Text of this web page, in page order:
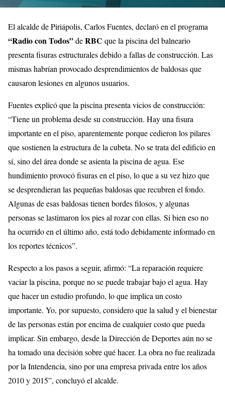
El alcalde de Piriápolis, Carlos Fuentes, declaró en el programa
“Radio con Todos”deRBC que la piscina del balneario
presenta fisuras estructurales debido a fallas de construcción. Las
mismas habrían provocado desprendimientos de baldosas que
causaron lesiones en algunos usuarios.
Fuentes explicó que la piscina presenta vicios de construcción:
“Tiene un problema desde su construcción. Hay una fisura
importante en el piso, aparentemente porque cedieron los pilares
que sostienen la estructura de la cubeta. No se trata del edificio en
sí, sino del área donde se asienta la piscina de agua. Ese
hundimiento provocó fisuras en el piso, lo que a su vez hizo que
se desprendieran las pequeñas baldosas que recubren el fondo.
Algunas de esas baldosas tienen bordes filosos, y algunas
personas se lastimaron los pies al rozar con ellas. Si bien eso no
ha ocurrido en el último año, está todo debidamente informado en
los reportes técnicos”.
Respecto a los pasos a seguir, afirmó: “La reparación requiere
vaciar la piscina, porque no se puede trabajar bajo el agua. Hay
que hacer un estudio profundo, lo que implica un costo
importante. Yo, por supuesto, considero que la salud y el bienestar
de las personas están por encima de cualquier costo que pueda
implicar. Sin embargo, desde la Dirección de Deportes aún no se
ha tomado una decisión sobre qué hacer. La obra no fue realizada
por la Intendencia, sino por una empresa privada entre los años
2010 y 2015”, concluyó el alcalde.